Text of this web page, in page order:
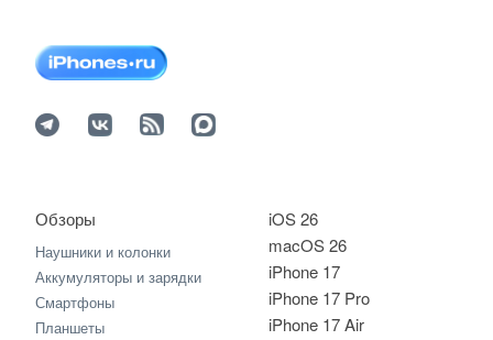
iOS 26
macOS 26
iPhone 17
iPhone 17 Pro
iPhone 17 Air
Обзоры
Наушники и колонки
Аккумуляторы и зарядки
Смартфоны
Планшеты